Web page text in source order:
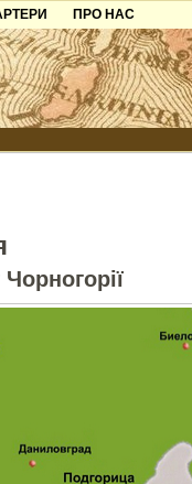
ПРО НАС
Контакти
Партнерам
Додати готель